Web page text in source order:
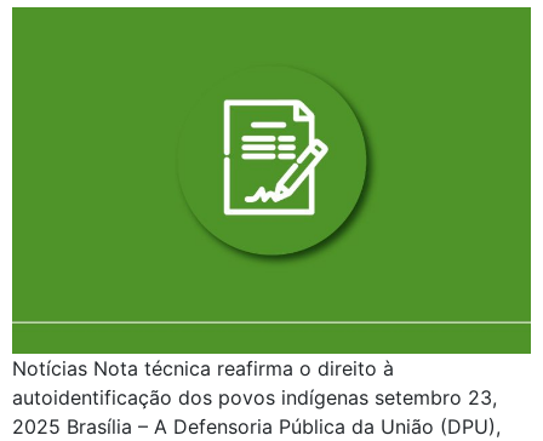
Notícias Nota técnica reafirma o direito à
autoidentificação dos povos indígenas setembro 23,
2025 Brasília – A Defensoria Pública da União (DPU),